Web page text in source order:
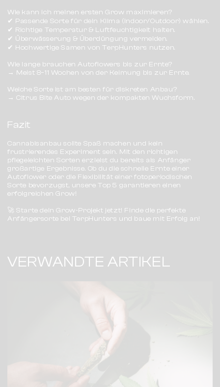
Wie kann ich meinen ersten Grow maximieren?
✔ Passende Sorte für dein Klima (Indoor/Outdoor) wählen.
✔ Richtige Temperatur & Luftfeuchtigkeit halten.
✔ Überwässerung & Überdüngung vermeiden.
✔ Hochwertige Samen vonTerpHunters nutzen.
Wie lange brauchen Autoflowers bis zur Ernte?
→ Meist 8–11 Wochen von der Keimung bis zur Ernte.
Welche Sorte ist am besten für diskreten Anbau?
→ Citrus Bite Auto wegen der kompakten Wuchsform.
Fazit
Cannabisanbau sollte Spaß machen und kein
frustrierendes Experiment sein. Mit den richtigen
pflegeleichten Sortenerzielst du bereits als Anfänger
großartige Ergebnisse. Ob du die schnelle Ernte einer
Autoflower oder die Flexibilität einer fotoperiodischen
Sorte bevorzugst, unsere Top 5 garantieren einen
erfolgreichen Grow!
🚀 Starte dein Grow-Projekt jetzt! Finde die perfekte
Anfängersorte bei TerpHunters und baue mit Erfolg an!
VERWANDTE ARTIKEL